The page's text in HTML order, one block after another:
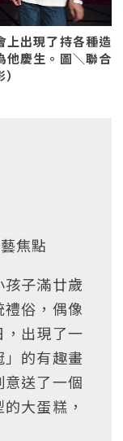
上出現了持各種造
他慶生。圖＼聯合
焦點
子滿廿歲
俗，偶像
出現了一
的有趣畫
送了一個
大蛋糕，